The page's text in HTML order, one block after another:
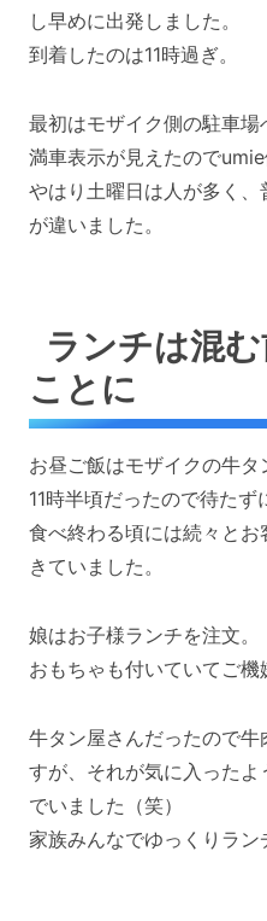
し早めに出発しました。
到着したのは11時過ぎ。
最初はモザイク側の駐車
満車表示が見えたのでumie
やはり土曜日は人が多く
が違いました。
ランチは混
ことに
お昼ご飯はモザイクの牛タ
11時半頃だったので待たず
食べ終わる頃には続々と
きていました。
娘はお子様ランチを注文。
おもちゃも付いていてご機
牛タン屋さんだったので
すが、それが気に入った
でいました（笑）
家族みんなでゆっくりラン